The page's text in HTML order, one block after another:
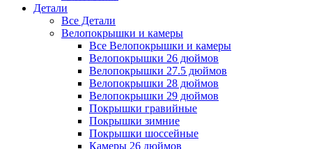
Детали
Все Детали
Велопокрышки и камеры
Все Велопокрышки и камеры
Велопокрышки 26 дюймов
Велопокрышки 27.5 дюймов
Велопокрышки 28 дюймов
Велопокрышки 29 дюймов
Покрышки гравийные
Покрышки зимние
Покрышки шоссейные
Камеры 26 дюймов